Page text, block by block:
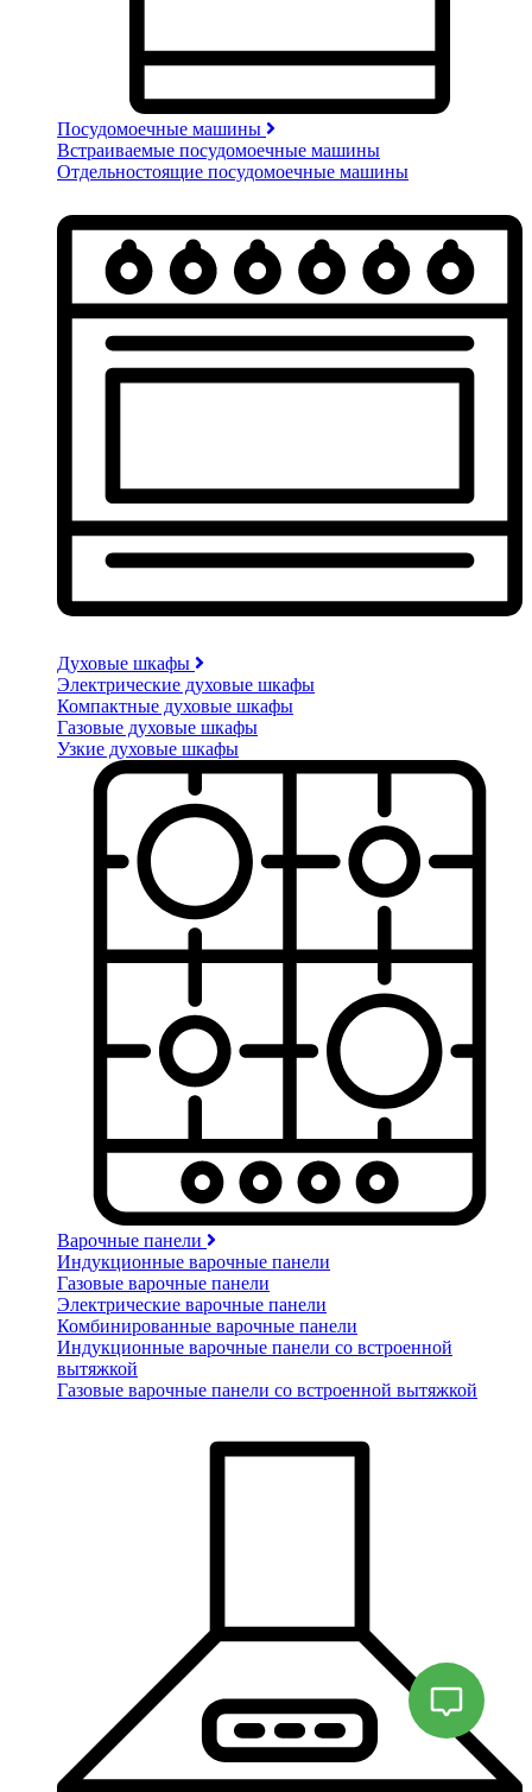
Посудомоечные машины
Встраиваемые посудомоечные машины
Отдельностоящие посудомоечные машины
Духовые шкафы
Электрические духовые шкафы
Компактные духовые шкафы
Газовые духовые шкафы
Узкие духовые шкафы
Варочные панели
Индукционные варочные панели
Газовые варочные панели
Электрические варочные панели
Комбинированные варочные панели
Индукционные варочные панели со встроенной
вытяжкой
Газовые варочные панели со встроенной вытяжкой